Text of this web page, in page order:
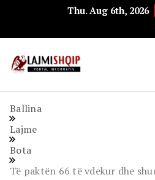
Thu. Aug 6th, 2026
Ballina
Lajme
Bota
Të paktën 66 të vdekur dhe